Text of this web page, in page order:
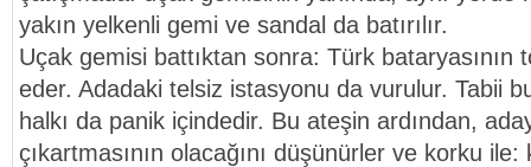
yakın yelkenli gemi ve sandal da batırılır.
Uçak gemisi battıktan sonra: Türk bataryasının
eder. Adadaki telsiz istasyonu da vurulur. Tabii
halkı da panik içindedir. Bu ateşin ardından,
çıkartmasının olacağını düşünürler ve korku